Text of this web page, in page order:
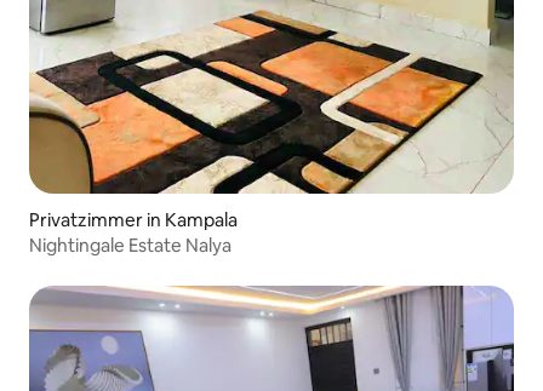
Privatzimmer in Kampala
Nightingale Estate Nalya